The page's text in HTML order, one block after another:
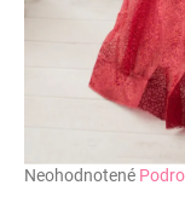
Priemerné
Neohodnotené